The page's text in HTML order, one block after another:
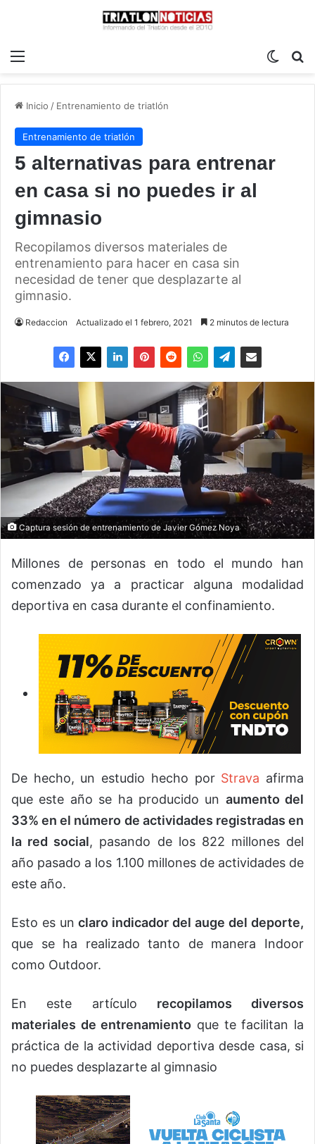
Inicio / Entrenamiento de triatlón
Entrenamiento de triatlón
5 alternativas para entrenar
en casa si no puedes ir al
gimnasio
Recopilamos diversos materiales de
entrenamiento para hacer en casa sin
necesidad de tener que desplazarte al
gimnasio.
Redaccion Actualizado el 1 febrero, 2021 2 minutos de lectura
Captura sesión de entrenamiento de Javier Gómez Noya
Millones de personas en todo el mundo han
comenzado ya a practicar alguna modalidad
deportiva en casa durante el confinamiento.
De hecho, un estudio hecho por Strava afirma
que este año se ha producido un aumento del
33% en el número de actividades registradas en
la red social, pasando de los 822 millones del
año pasado a los 1.100 millones de actividades de
este año.
Esto es un claro indicador del auge del deporte,
que se ha realizado tanto de manera Indoor
como Outdoor.
En este artículo recopilamos diversos
materiales de entrenamiento que te facilitan la
práctica de la actividad deportiva desde casa, si
no puedes desplazarte al gimnasio